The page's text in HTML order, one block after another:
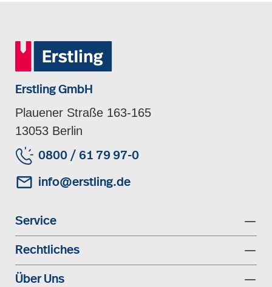
Erstling GmbH
Plauener Straße 163-165
13053 Berlin
0800 / 61 79 97-0
info@erstling.de
Service
Rechtliches
Über Uns